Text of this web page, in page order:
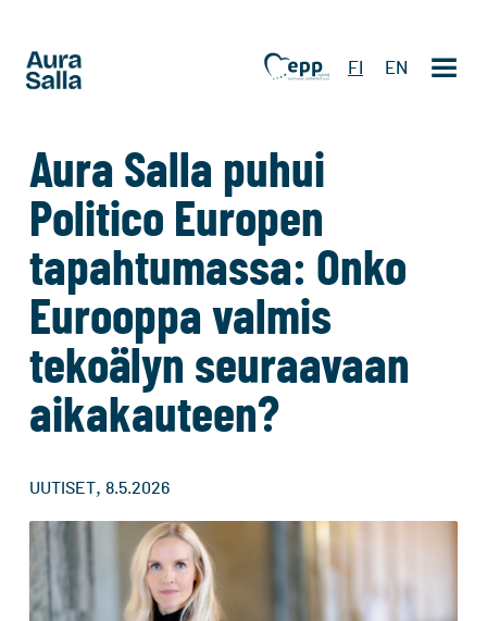
FI EN
Aura Salla puhui
Politico Europen
tapahtumassa: Onko
Eurooppa valmis
tekoälyn seuraavaan
aikakauteen?
UUTISET, 8.5.2026